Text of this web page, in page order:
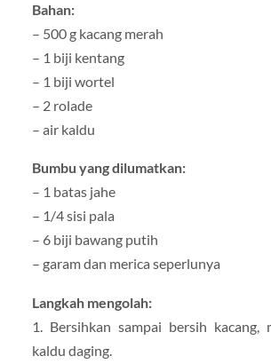
Bahan:
– 500 g kacang merah
– 1 biji kentang
– 1 biji wortel
– 2 rolade
– air kaldu
Bumbu yang dilumatkan:
– 1 batas jahe
– 1/4 sisi pala
– 6 biji bawang putih
– garam dan merica seperlunya
Langkah mengolah:
1. Bersihkan sampai bersih kacang,
kaldu daging.